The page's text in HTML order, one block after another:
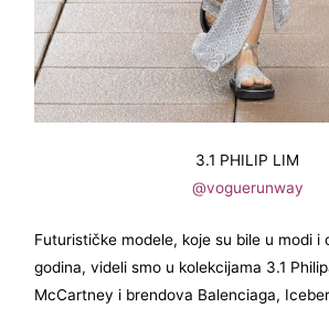
3.1 PHILIP LIM
@voguerunway
Futurističke modele, koje su bile u modi i
godina, videli smo u kolekcijama 3.1
McCartney i brendova Balenciaga,